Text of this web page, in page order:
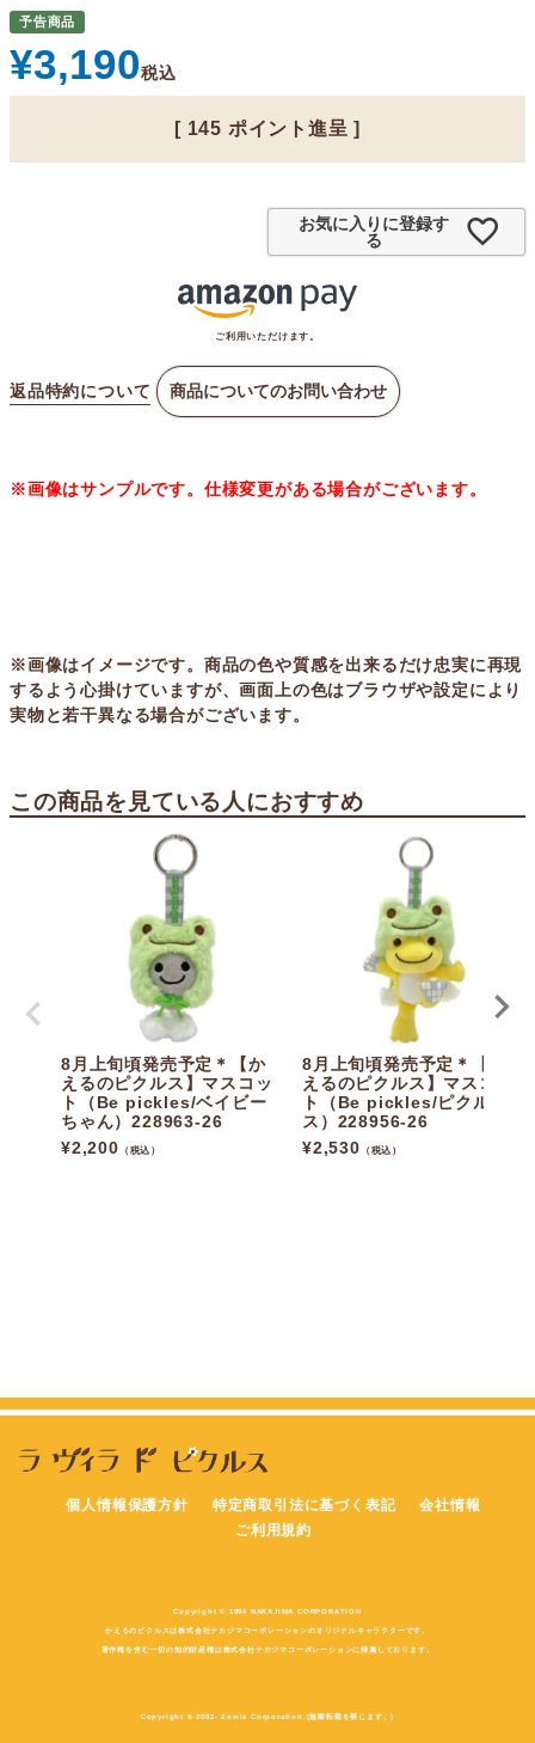
予告商品
¥3,190税込
[ 145 ポイント進呈 ]
お気に入りに登録す
る
ご利用いただけます。
返品特約について 商品についてのお問い合わせ
※画像はサンプルです。仕様変更がある場合がございます。
※画像はイメージです。商品の色や質感を出来るだけ忠実に再現
するよう心掛けていますが、画面上の色はブラウザや設定により
実物と若干異なる場合がございます。
この商品を見ている人におすすめ
8月上旬頃発売予定＊【か
えるのピクルス】マスコッ
ト（Be pickles/ベイビー
ちゃん）228963-26
¥2,200 （税込）
8月上旬頃発売予定＊【か
えるのピクルス】マスコッ
ト（Be pickles/ピクル
ス）228956-26
¥2,530 （税込）
個人情報保護方針 特定商取引法に基づく表記
会社情報
ご利用規約
Copyright © 1994 NAKAJIMA CORPORATION
かえるのピクルスは株式会社ナカジマコーポレーションのオリジナルキャラクターです。
著作権を含む一切の知的財産権は株式会社ナカジマコーポレーションに帰属しております。
Copyright © 2002- Zowie Corporation.(無断転載を禁じます。)